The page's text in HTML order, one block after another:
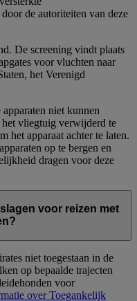
de autoriteiten van deze
De screening vindt plaats
voor vluchten naar
het Verenigd
niet kunnen
vliegtuig verwijderd te
het apparaat achter te laten.
op te bergen en
dragen voor deze
voor reizen met
niet toegestaan in de
op bepaalde trajecten
voor
over Toegankelijk